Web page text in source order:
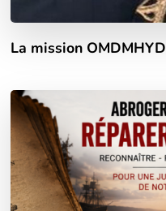
La mission OMDMHYD